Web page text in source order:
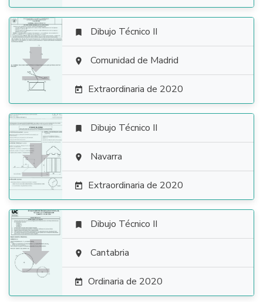

 Dibujo Técnico II
 Comunidad de Madrid
 Extraordinaria de 2020

 Dibujo Técnico II
 Navarra
 Extraordinaria de 2020

 Dibujo Técnico II
 Cantabria
 Ordinaria de 2020